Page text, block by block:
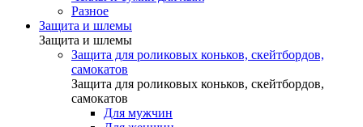
Разное
Защита и шлемы
Защита и шлемы
Защита для роликовых коньков, скейтбордов,
самокатов
Защита для роликовых коньков, скейтбордов,
самокатов
Для мужчин